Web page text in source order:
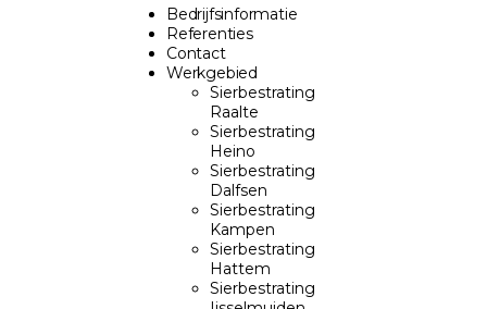
Bedrijfsinformatie
Referenties
Contact
Werkgebied
Sierbestrating
Raalte
Sierbestrating
Heino
Sierbestrating
Dalfsen
Sierbestrating
Kampen
Sierbestrating
Hattem
Sierbestrating